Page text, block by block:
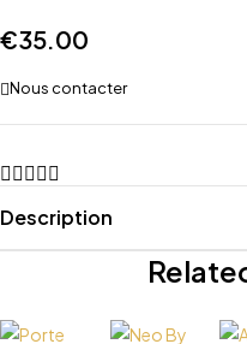
€35.00
Nous contacter
Description